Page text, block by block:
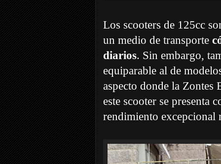
Los scooters de 125cc
un medio de transporte
diarios. Sin embargo,
equiparable al de
aspecto donde la Zontes
este scooter se presenta
rendimiento excepcional